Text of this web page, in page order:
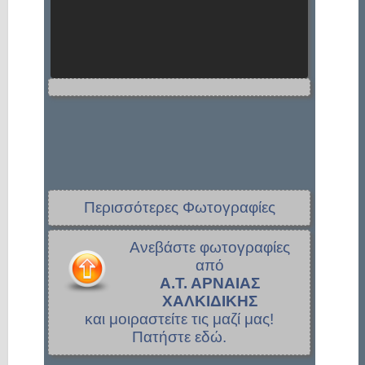
Περισσότερες Φωτογραφίες
Ανεβάστε φωτογραφίες
από
Α.Τ. ΑΡΝΑΙΑΣ
ΧΑΛΚΙΔΙΚΗΣ
και μοιραστείτε τις μαζί μας!
Πατήστε εδώ.